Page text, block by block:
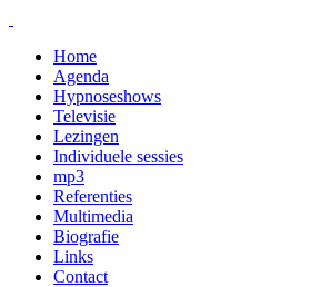
Home
Agenda
Hypnoseshows
Televisie
Lezingen
Individuele sessies
mp3
Referenties
Multimedia
Biografie
Links
Contact